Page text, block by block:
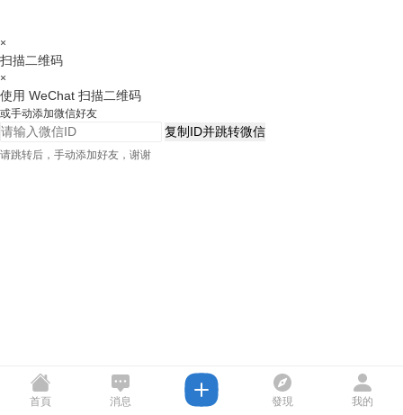
×
扫描二维码
×
使用 WeChat 扫描二维码
或手动添加微信好友
复制ID并跳转微信
请跳转后，手动添加好友，谢谢
首頁 消息 發現 我的